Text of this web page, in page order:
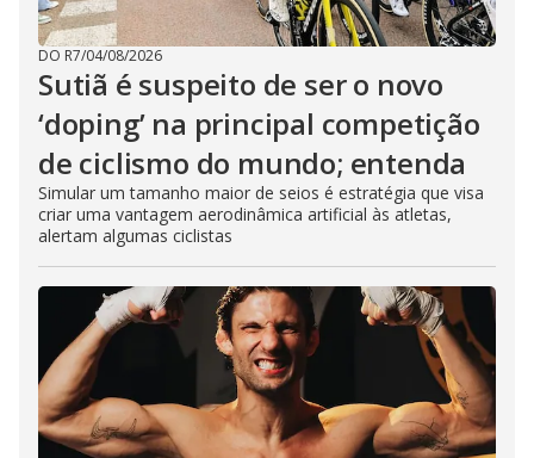
DO R7/04/08/2026
Sutiã é suspeito de ser o novo
‘doping’ na principal competição
de ciclismo do mundo; entenda
Simular um tamanho maior de seios é estratégia que visa
criar uma vantagem aerodinâmica artificial às atletas,
alertam algumas ciclistas